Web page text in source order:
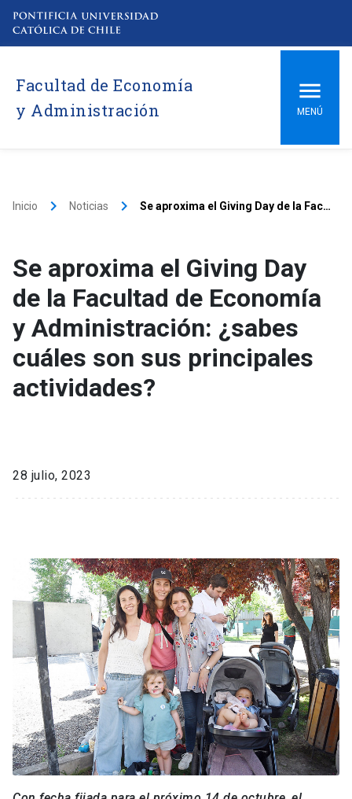
Facultad de Economía
y Administración
MENÚ
Inicio keyboard_arrow_right Noticias keyboard_arrow_right Se aproxima el Giving Day de la Facultad de Economía y Administración: ¿sabes cuáles son sus principales actividades?
Se aproxima el Giving Day
de la Facultad de Economía
y Administración: ¿sabes
cuáles son sus principales
actividades?
28 julio, 2023